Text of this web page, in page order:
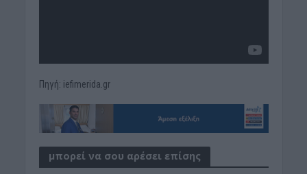
Πηγή: iefimerida.gr
μπορεί να σου αρέσει επίσης